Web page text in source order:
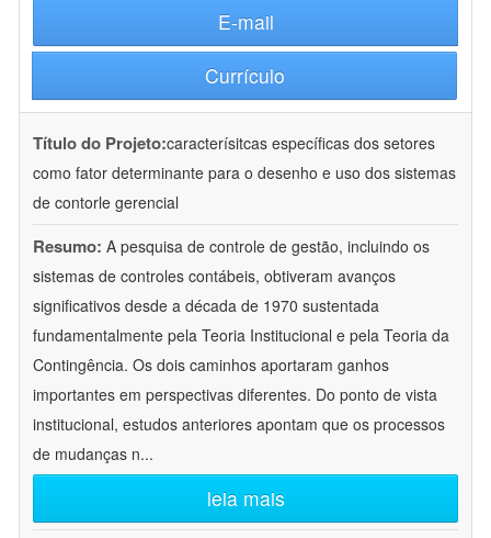
E-mail
Currículo
Título do Projeto:caracterísitcas específicas dos setores
como fator determinante para o desenho e uso dos sistemas
de contorle gerencial
Resumo: A pesquisa de controle de gestão, incluindo os
sistemas de controles contábeis, obtiveram avanços
significativos desde a década de 1970 sustentada
fundamentalmente pela Teoria Institucional e pela Teoria da
Contingência. Os dois caminhos aportaram ganhos
importantes em perspectivas diferentes. Do ponto de vista
institucional, estudos anteriores apontam que os processos
de mudanças n...
leia mais